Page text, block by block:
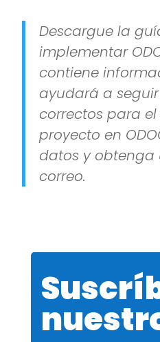
Descargue la
implementar
contiene
ayudará a
correctos para el
proyecto en
datos y obtenga
correo.